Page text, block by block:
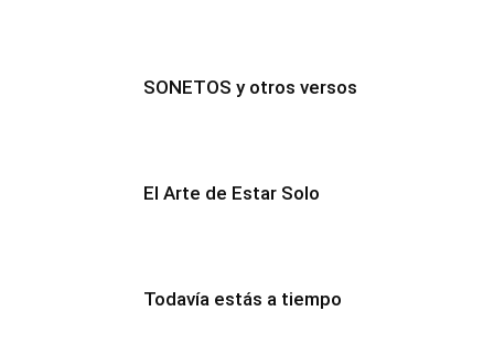
SONETOS y otros versos
El Arte de Estar Solo
Todavía estás a tiempo